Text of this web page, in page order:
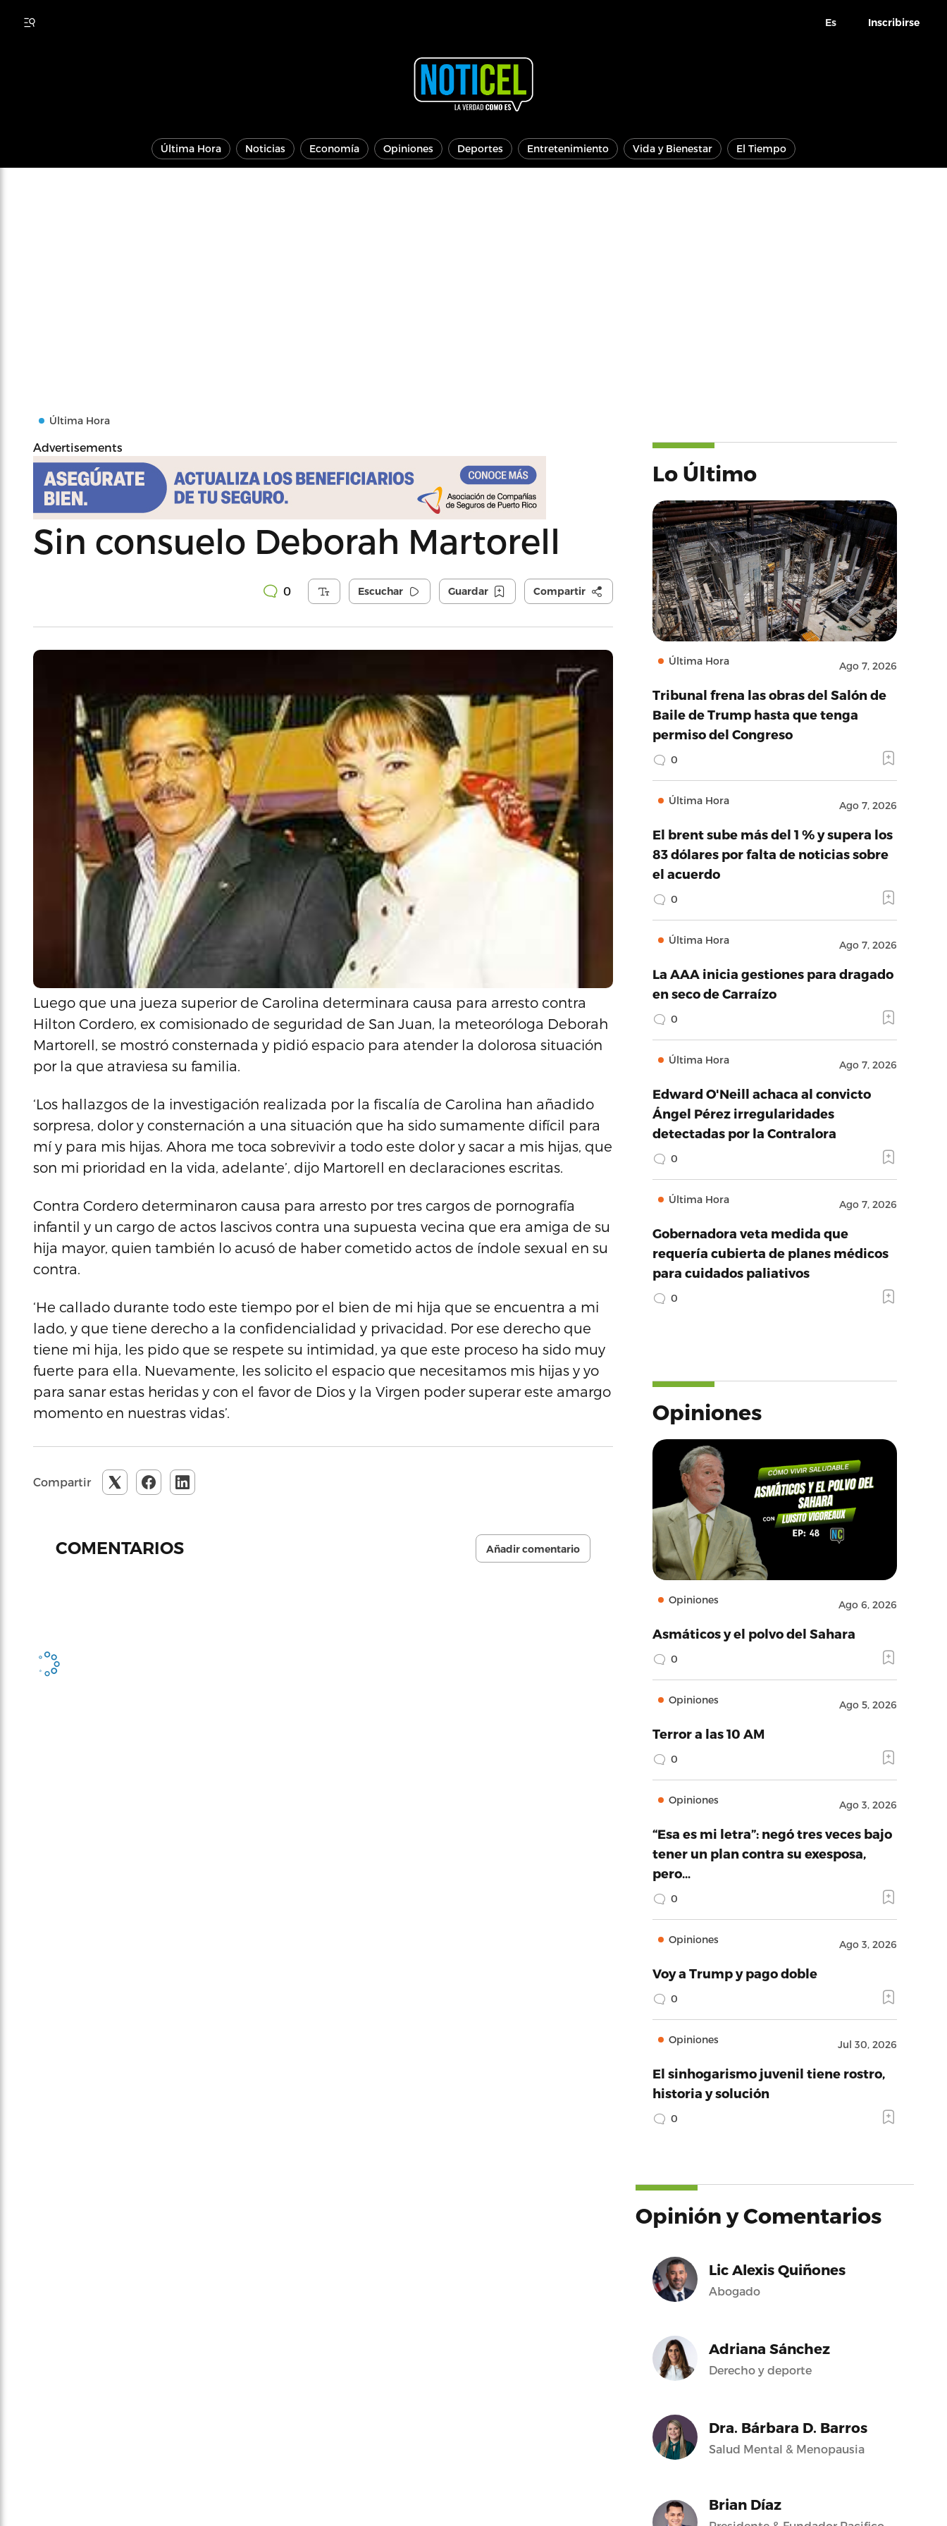
Es Inscribirse
Última Hora Noticias Economía Opiniones Deportes Entretenimiento Vida y Bienestar El Tiempo
Última Hora
Advertisements
Sin consuelo Deborah Martorell
0 Escuchar Guardar Compartir
Luego que una jueza superior de Carolina determinara causa para arresto contra
Hilton Cordero, ex comisionado de seguridad de San Juan, la meteoróloga Deborah
Martorell, se mostró consternada y pidió espacio para atender la dolorosa situación
por la que atraviesa su familia.
‘Los hallazgos de la investigación realizada por la fiscalía de Carolina han añadido
sorpresa, dolor y consternación a una situación que ha sido sumamente difícil para
mí y para mis hijas. Ahora me toca sobrevivir a todo este dolor y sacar a mis hijas, que
son mi prioridad en la vida, adelante’, dijo Martorell en declaraciones escritas.
Contra Cordero determinaron causa para arresto por tres cargos de pornografía
infantil y un cargo de actos lascivos contra una supuesta vecina que era amiga de su
hija mayor, quien también lo acusó de haber cometido actos de índole sexual en su
contra.
‘He callado durante todo este tiempo por el bien de mi hija que se encuentra a mi
lado, y que tiene derecho a la confidencialidad y privacidad. Por ese derecho que
tiene mi hija, les pido que se respete su intimidad, ya que este proceso ha sido muy
fuerte para ella. Nuevamente, les solicito el espacio que necesitamos mis hijas y yo
para sanar estas heridas y con el favor de Dios y la Virgen poder superar este amargo
momento en nuestras vidas’.
Compartir
COMENTARIOS Añadir comentario
Lo Último
Última Hora Ago 7, 2026
Tribunal frena las obras del Salón de
Baile de Trump hasta que tenga
permiso del Congreso
0
Última Hora Ago 7, 2026
El brent sube más del 1 % y supera los
83 dólares por falta de noticias sobre
el acuerdo
0
Última Hora Ago 7, 2026
La AAA inicia gestiones para dragado
en seco de Carraízo
0
Última Hora Ago 7, 2026
Edward O'Neill achaca al convicto
Ángel Pérez irregularidades
detectadas por la Contralora
0
Última Hora Ago 7, 2026
Gobernadora veta medida que
requería cubierta de planes médicos
para cuidados paliativos
0
Opiniones
Opiniones Ago 6, 2026
Asmáticos y el polvo del Sahara
0
Opiniones Ago 5, 2026
Terror a las 10 AM
0
Opiniones Ago 3, 2026
“Esa es mi letra”: negó tres veces bajo
tener un plan contra su exesposa,
pero…
0
Opiniones Ago 3, 2026
Voy a Trump y pago doble
0
Opiniones Jul 30, 2026
El sinhogarismo juvenil tiene rostro,
historia y solución
0
Opinión y Comentarios
Lic Alexis Quiñones
Abogado
Adriana Sánchez
Derecho y deporte
Dra. Bárbara D. Barros
Salud Mental & Menopausia
Brian Díaz